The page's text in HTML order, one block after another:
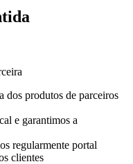
dos produtos de parceiros
e garantimos a
regularmente portal
clientes